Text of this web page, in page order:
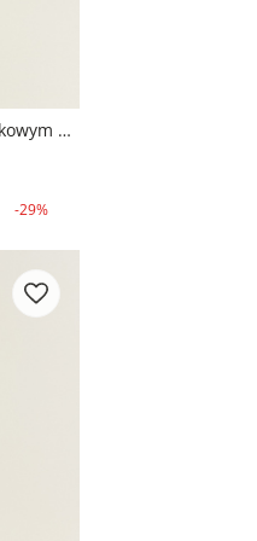
Bawełniane spodnie w oliwkowym odcieniu zieleni
-29%